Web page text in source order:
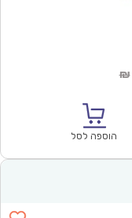
₪
הוספה לסל